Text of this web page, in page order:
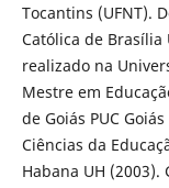
Tocantins (UFNT).
Católica de Brasília
realizado na
Mestre em
de Goiás PUC
Ciências da
Habana UH